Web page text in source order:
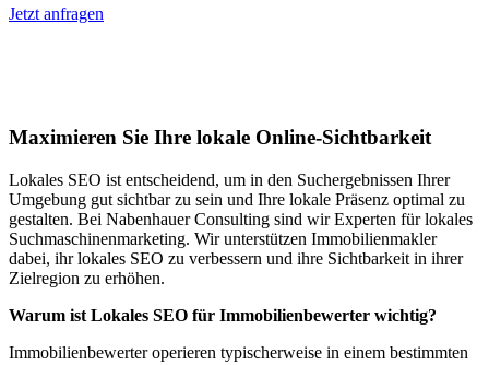
Jetzt anfragen
Maximieren Sie Ihre lokale Online-Sichtbarkeit
Lokales SEO ist entscheidend, um in den Suchergebnissen Ihrer
Umgebung gut sichtbar zu sein und Ihre lokale Präsenz optimal zu
gestalten. Bei Nabenhauer Consulting sind wir Experten für lokales
Suchmaschinenmarketing. Wir unterstützen Immobilienmakler
dabei, ihr lokales SEO zu verbessern und ihre Sichtbarkeit in ihrer
Zielregion zu erhöhen.
Warum ist Lokales SEO für Immobilienbewerter wichtig?
Immobilienbewerter operieren typischerweise in einem bestimmten